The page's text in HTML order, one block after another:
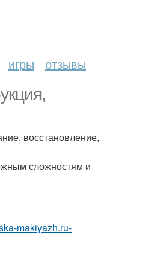
игры отзывы
восстановление,
сложностям и
makiyazh.ru-